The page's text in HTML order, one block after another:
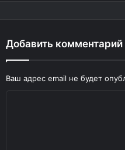
Добавить комментарий
Ваш адрес email не будет